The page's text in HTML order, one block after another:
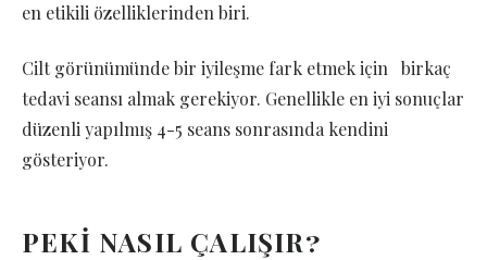
en etikili özelliklerinden biri.
Cilt görünümünde bir iyileşme fark etmek için birkaç
tedavi seansı almak gerekiyor. Genellikle en iyi sonuçlar
düzenli yapılmış 4-5 seans sonrasında kendini
gösteriyor.
PEKİ NASIL ÇALIŞIR?